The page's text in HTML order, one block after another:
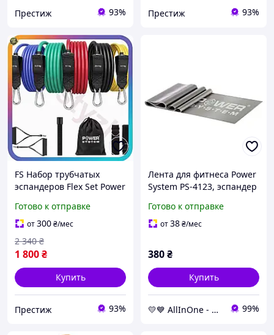
Престиж 93% Престиж 93%
FS Набор трубчатых
эспандеров Flex Set Power
фитнеса йоги пилатеса
тренировок SET18-F
Готово к отправке
от300₴/мес
1 800₴
2 340 ₴
Купить
Престиж 93%
Лента для фитнеса Power
System PS-4123, эспандер
черный AllInOne -market-
without-queues-
Готово к отправке
от38₴/мес
380₴
Купить
💛💙 AllInOne - находи все необходимое в одном магазине! 99%